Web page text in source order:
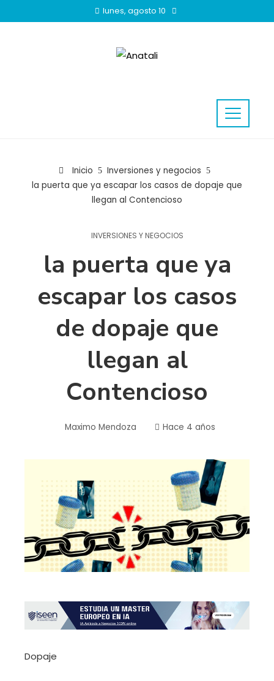
lunes, agosto 10
Inicio
Inversiones y negocios
la puerta que ya escapar los casos de dopaje que
llegan al Contencioso
INVERSIONES Y NEGOCIOS
la puerta que ya
escapar los casos
de dopaje que
llegan al
Contencioso
Maximo Mendoza Hace 4 años
Dopaje